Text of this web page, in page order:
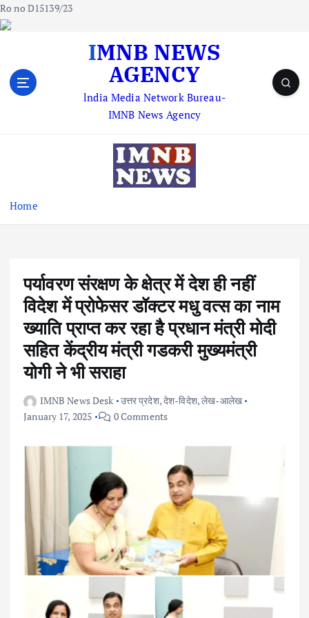
Ro no D15139/23
IMNB NEWS
AGENCY
lndia Media Network Bureau-
IMNB News Agency
Home
पर्यावरण संरक्षण के क्षेत्र में देश ही नहीं
विदेश में प्रोफेसर डॉक्टर मधु वत्स का नाम
ख्याति प्राप्त कर रहा है प्रधान मंत्री मोदी
सहित केंद्रीय मंत्री गडकरी मुख्यमंत्री
योगी ने भी सराहा
IMNB News Desk उत्तर प्रदेश,देश-विदेश,लेख-आलेख
January 17, 2025
0 Comments